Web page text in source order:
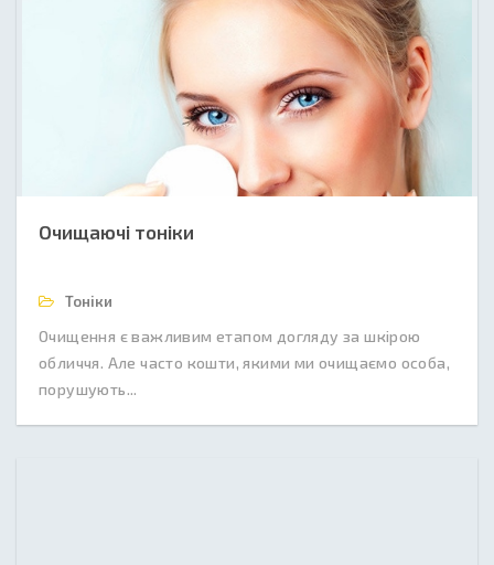
Очищаючі тоніки
Тоніки
Очищення є важливим етапом догляду за шкірою
обличчя. Але часто кошти, якими ми очищаємо особа,
порушують...